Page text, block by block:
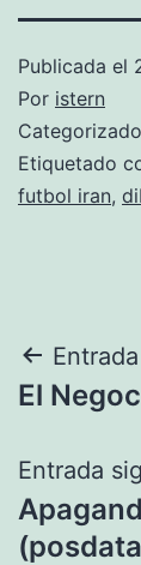
Publicada el
Por istern
Etiquetado
futbol iran,
de
El
Entrada